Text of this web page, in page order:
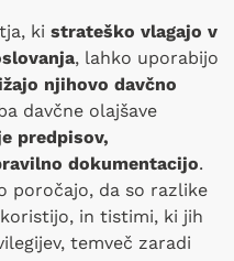
ki strateško vlagajo v
, lahko uporabijo
njihovo davčno
davčne olajšave
predpisov,
dokumentacijo.
poročajo, da so razlike
in tistimi, ki jih
temveč zaradi